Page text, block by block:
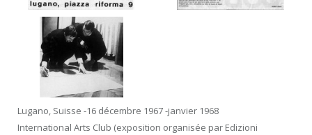
Lugano, Suisse -16 décembre 1967 -janvier 1968
International Arts Club (exposition organisée par Edizioni